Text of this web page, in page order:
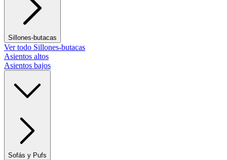
Sillones-butacas
Ver todo Sillones-butacas
Asientos altos
Asientos bajos
Sofás y Pufs